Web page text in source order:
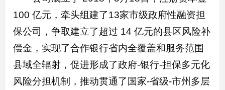
100 亿元，牵头组建了13家市级政府性融资担
保公司，争取建立了超过 14 亿元的县区风险补
偿金，实现了合作银行省内全覆盖和服务范围
县域全辐射，促进形成了政府-银行-担保多元化
风险分担机制，推动贯通了国家-省级-市州多层